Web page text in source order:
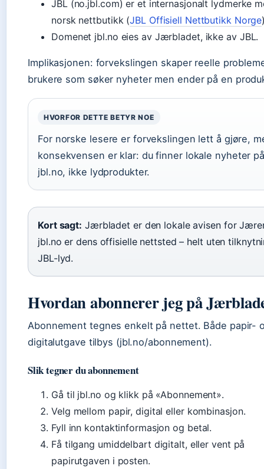
JBL (no.jbl.com) er et internasjonalt lydmerke
norsk nettbutikk (JBL Offisiell Nettbutikk Norge
Domenet jbl.no eies av Jærbladet, ikke av JBL.
Implikasjonen: forvekslingen skaper reelle
brukere som søker nyheter men ender på en
HVORFOR DETTE BETYR NOE
For norske lesere er forvekslingen lett å gjøre,
konsekvensen er klar: du finner lokale nyheter
jbl.no, ikke lydprodukter.
Kort sagt: Jærbladet er den lokale avisen for
jbl.no er dens offisielle nettsted – helt uten
JBL-lyd.
Hvordan abonnerer jeg på
Abonnement tegnes enkelt på nettet. Både papir-
digitalutgave tilbys (jbl.no/abonnement).
Slik tegner du abonnement
Gå til jbl.no og klikk på «Abonnement».
Velg mellom papir, digital eller kombinasjon.
Fyll inn kontaktinformasjon og betal.
Få tilgang umiddelbart digitalt, eller vent på
papirutgaven i posten.